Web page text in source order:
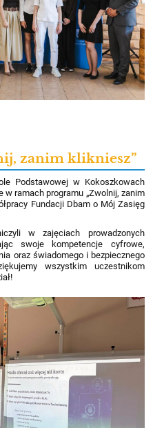
zanim klikniesz”
Podstawowej w Kokoszkowach
w ramach programu „Zwolnij, zanim
Fundacji Dbam o Mój Zasięg
w zajęciach prowadzonych
swoje kompetencje cyfrowe,
oraz świadomego i bezpiecznego
wszystkim uczestnikom